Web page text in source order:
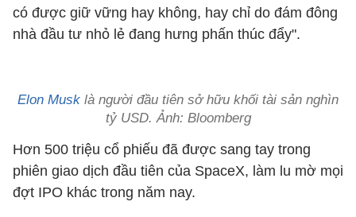
có được giữ vững hay không, hay chỉ do đám đông
nhà đầu tư nhỏ lẻ đang hưng phấn thúc đẩy".
Elon Musk là người đầu tiên sở hữu khối tài sản nghìn
tỷ USD. Ảnh: Bloomberg
Hơn 500 triệu cổ phiếu đã được sang tay trong
phiên giao dịch đầu tiên của SpaceX, làm lu mờ mọi
đợt IPO khác trong năm nay.